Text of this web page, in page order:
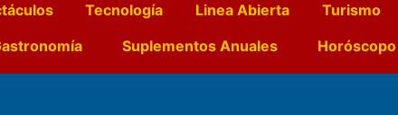
Tecnología Linea Abierta Turismo
Suplementos Anuales Horóscopo